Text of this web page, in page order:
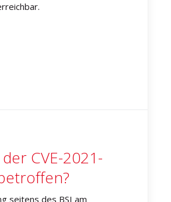
CVE-2021-
seitens des BSI am